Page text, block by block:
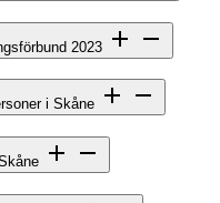
2023
i Skåne